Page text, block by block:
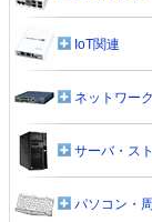
IoT関連
ネットワーク
サーバ・ス
パソコン・